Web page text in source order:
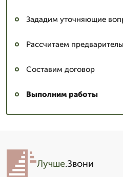
Зададим уточняющие
Рассчитаем
Составим договор
Выполним работы
Лучше.Звони